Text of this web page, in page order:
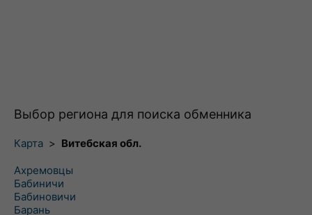
Выбор региона для поиска обменника
Карта > Витебская обл.
Ахремовцы
Бабиничи
Бабиновичи
Барань